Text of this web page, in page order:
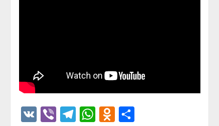
VKViberTelegram
WhatsApp
Odnoklassniki
Отправить